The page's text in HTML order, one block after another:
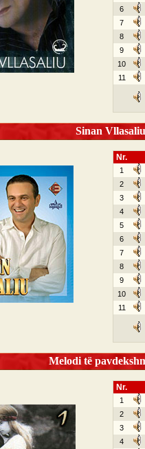
6
7
8
9
10
11
Sinan
Nr.
1
2
3
4
5
6
7
8
9
10
11
Melodi të
Nr.
1
2
3
4